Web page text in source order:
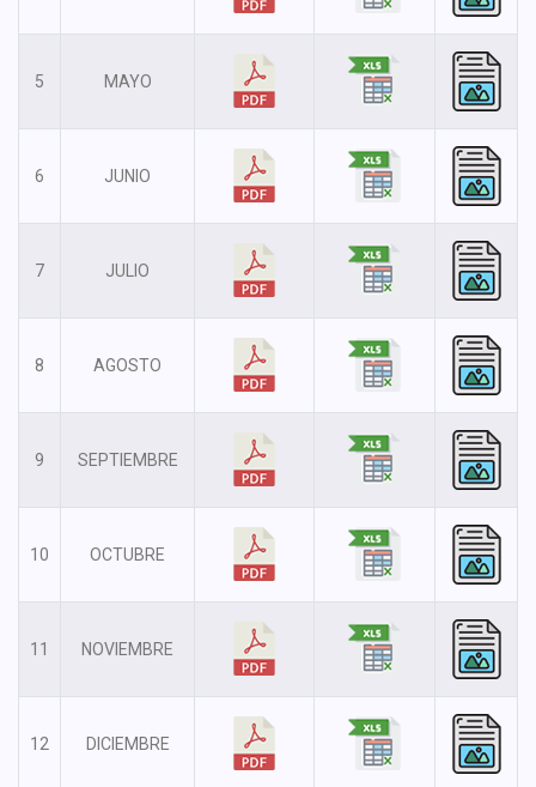
5 MAYO
6 JUNIO
7 JULIO
8 AGOSTO
9 SEPTIEMBRE
10 OCTUBRE
11 NOVIEMBRE
12 DICIEMBRE